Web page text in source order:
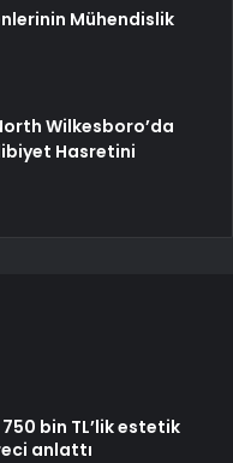
Mühendislik
Wilkesboro’da
Hasretini
bin TL’lik estetik
anlattı